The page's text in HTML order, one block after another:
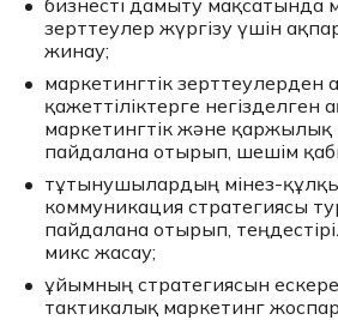
бизнесті дамыту мақсатында
зерттеулер жүргізу үшін
жинау;
маркетингтік зерттеулерден
қажеттіліктерге негізделген
маркетингтік және қаржылық
пайдалана отырып, шешім
тұтынушылардың мінез-
коммуникация стратегиясы
пайдалана отырып,
микс жасау;
ұйымның стратегиясын
тактикалық маркетинг